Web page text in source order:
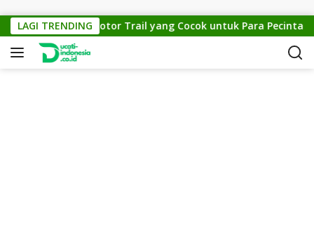
LAGI TRENDING
Cross 150: Motor Trail yang Cocok untuk Para Pecinta Off-